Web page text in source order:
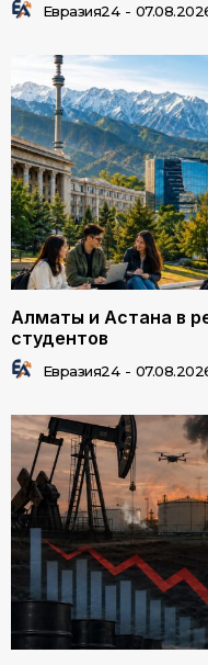
Евразия24 -
Алматы и Астана в
студентов
Евразия24 -